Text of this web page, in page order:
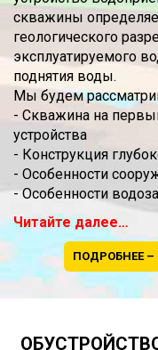
скважины
геологического
эксплуатируемого
поднятия воды.
Мы будем
- Скважина на
устройства
- Конструкция
- Особенности
- Особенности
Читайте далее…
ПОДРОБНЕЕ –